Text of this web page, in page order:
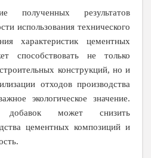
полученных результатов
использования технического
характеристик цементных
способствовать не только
конструкций, но и
отходов производства
экологическое значение.
добавок может снизить
цементных композиций и